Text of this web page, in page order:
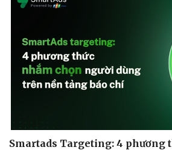
Smartads Targeting: 4 phương